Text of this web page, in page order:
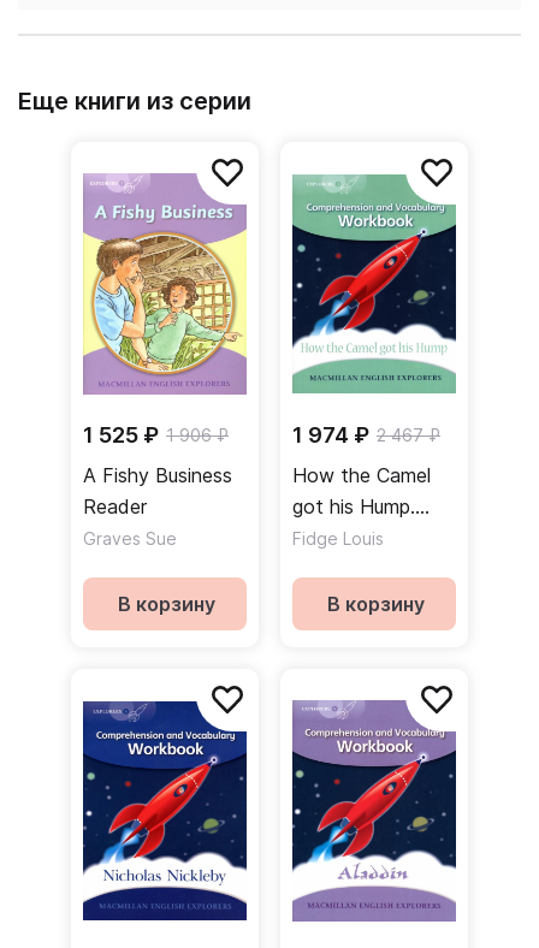
Еще книги из серии
1 525 ₽ 1 906 ₽
A Fishy Business
Reader
Graves Sue
В корзину
1 974 ₽ 2 467 ₽
How the Camel
got his Hump.
Workbook /
Fidge Louis
В корзину